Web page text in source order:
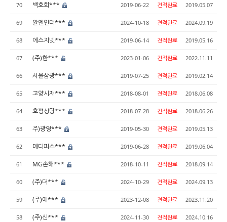
70 백호회*** 2019-06-22 견적완료 2019.05.07
69 알엔인더*** 2024-10-18 견적완료 2024.09.19
68 에스지넷*** 2019-06-14 견적완료 2019.05.16
67 (주)한*** 2023-01-06 견적완료 2022.11.11
66 서울삼광*** 2019-07-25 견적완료 2019.02.14
65 고양시재*** 2018-08-01 견적완료 2018.06.08
64 호평성당*** 2018-07-28 견적완료 2018.06.26
63 주)광영*** 2019-05-30 견적완료 2019.05.13
62 메디피스*** 2019-06-28 견적완료 2019.06.04
61 MG손해*** 2018-10-11 견적완료 2018.09.14
60 (주)더*** 2024-10-29 견적완료 2024.09.13
59 (주)에*** 2023-12-08 견적완료 2023.11.20
58 (주)신*** 2024-11-30 견적완료 2024.10.16